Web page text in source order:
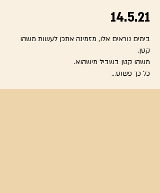
14.5.21
בימים נוראים אלו, מזמינה אתכן לעשות משהו
קטן.
משהו קטן בשביל מישהוא.
כל כך פשוט...